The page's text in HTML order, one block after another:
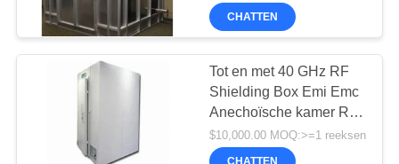
EMC-anechoïsche
kamer
CHATTEN
Tot en met 40 GHz RF
Shielding Box Emi Emc
Anechoïsche kamer RFi
Beschermde rf
afschermingsruimte emc
$10,000.00 MOQ:>=1 reeksen
CHATTEN